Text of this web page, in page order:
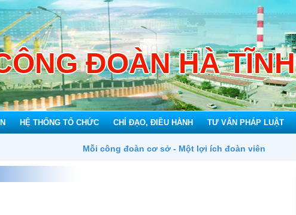
ĐOÀN HÀ TĨNH
HỆ THỐNG TỔ CHỨC CHỈ ĐẠO, ĐIỀU HÀNH TƯ VẤN PHÁP LUẬT
Mỗi công đoàn cơ sở - Một lợi ích đoàn viên